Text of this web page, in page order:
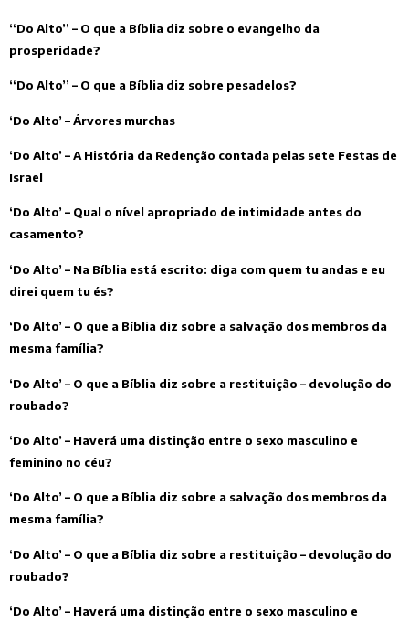
“Do Alto” – O que a Bíblia diz sobre o evangelho da
prosperidade?
“Do Alto” – O que a Bíblia diz sobre pesadelos?
‘Do Alto’ – Árvores murchas
‘Do Alto’ – A História da Redenção contada pelas sete Festas de
Israel
‘Do Alto’ – Qual o nível apropriado de intimidade antes do
casamento?
‘Do Alto’ – Na Bíblia está escrito: diga com quem tu andas e eu
direi quem tu és?
‘Do Alto’ – O que a Bíblia diz sobre a salvação dos membros da
mesma família?
‘Do Alto’ – O que a Bíblia diz sobre a restituição – devolução do
roubado?
‘Do Alto’ – Haverá uma distinção entre o sexo masculino e
feminino no céu?
‘Do Alto’ – O que a Bíblia diz sobre a salvação dos membros da
mesma família?
‘Do Alto’ – O que a Bíblia diz sobre a restituição – devolução do
roubado?
‘Do Alto’ – Haverá uma distinção entre o sexo masculino e